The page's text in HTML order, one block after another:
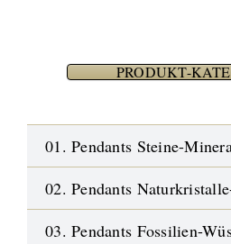
PRODUKT-
01. Pendants Steine-
02. Pendants
03. Pendants Fossilien-